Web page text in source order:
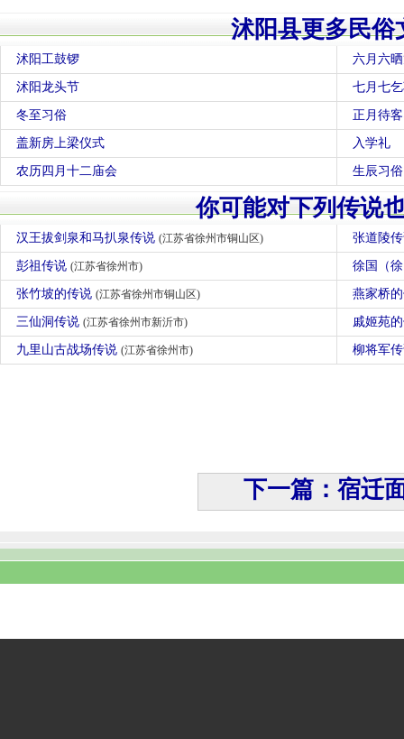
沭阳县更多民俗
沭阳工鼓锣 六月六
沭阳龙头节 七月七
冬至习俗 正月待
盖新房上梁仪式 入学礼
农历四月十二庙会 生辰习俗
你可能对下列传说
汉王拔剑泉和马扒泉传说 (江苏省徐州市铜山区) 张道陵
彭祖传说 (江苏省徐州市) 徐国（
张竹坡的传说 (江苏省徐州市铜山区) 燕家桥
三仙洞传说 (江苏省徐州市新沂市) 戚姬苑
九里山古战场传说 (江苏省徐州市) 柳将军
下一篇：宿迁